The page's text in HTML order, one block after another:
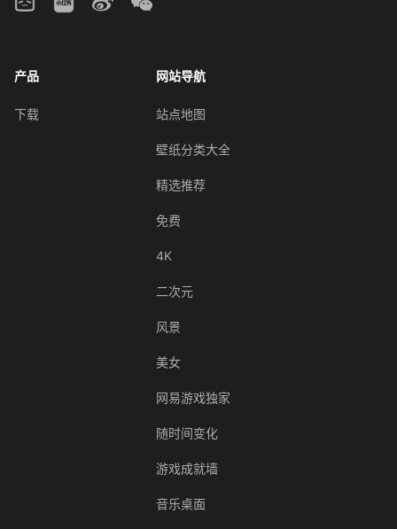
产品
下载
网站导航
站点地图
壁纸分类大全
精选推荐
免费
4K
二次元
风景
美女
网易游戏独家
随时间变化
游戏成就墙
音乐桌面